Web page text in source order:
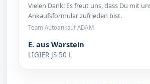
Vielen Dank! Es freut uns, dass Du mit
Ankaufsformular zufrieden bist.
Team Autoankauf ADAM
E. aus Warstein
LIGIER JS 50 L